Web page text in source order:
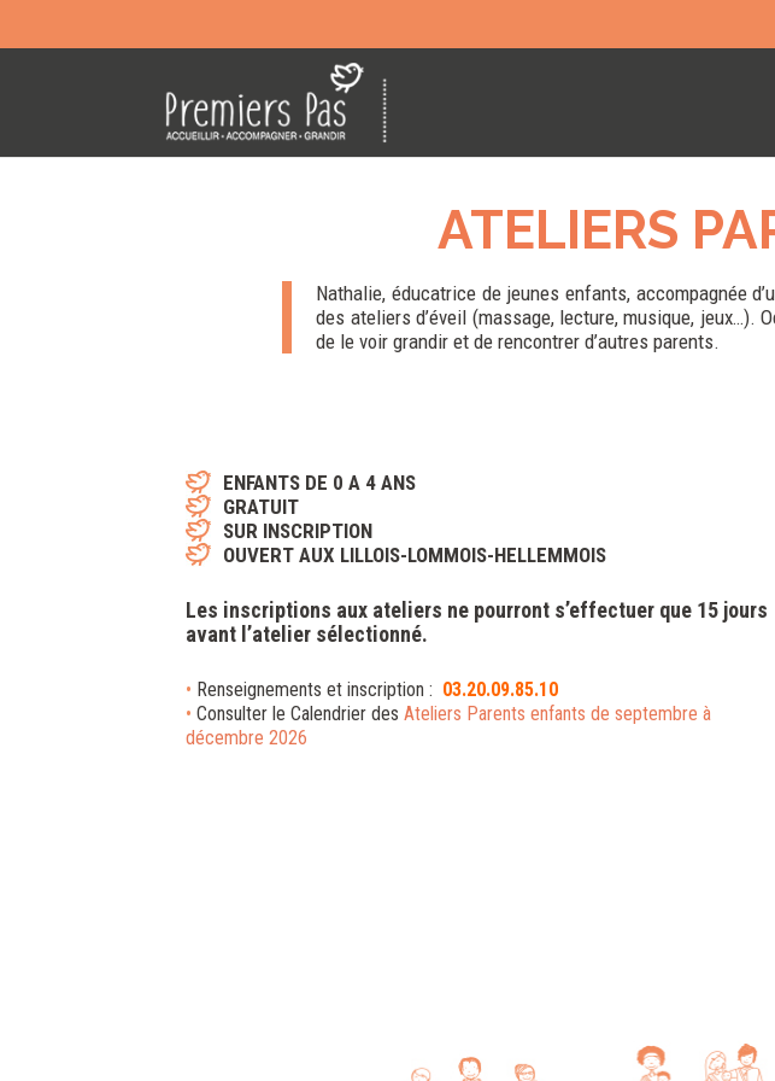
ATELIERS
Nathalie, éducatrice de jeunes enfants, accompagnée
des ateliers d’éveil (massage, lecture, musique, jeux…).
de le voir grandir et de rencontrer d’autres parents.
ENFANTS DE 0 A 4 ANS
GRATUIT
SUR INSCRIPTION
OUVERT AUX LILLOIS-LOMMOIS-HELLEMMOIS
Les inscriptions aux ateliers ne pourront s’effectuer que 15 jours
avant l’atelier sélectionné.
• Renseignements et inscription : 03.20.09.85.10
• Consulter le Calendrier desAteliers Parents enfants de septembre à
décembre 2026